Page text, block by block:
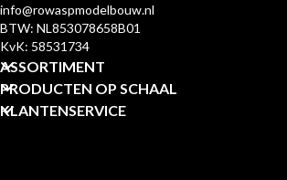
info@rowaspmodelbouw.nl
BTW: NL853078658B01
KvK: 58531734
ASSORTIMENT
PRODUCTEN OP SCHAAL
KLANTENSERVICE